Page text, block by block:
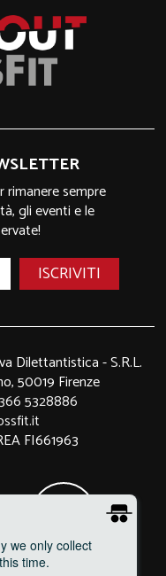
rimanere sempre
gli eventi e le
Dilettantistica - S.R.L.
50019 Firenze
5328886
FI661963
we only collect
time.